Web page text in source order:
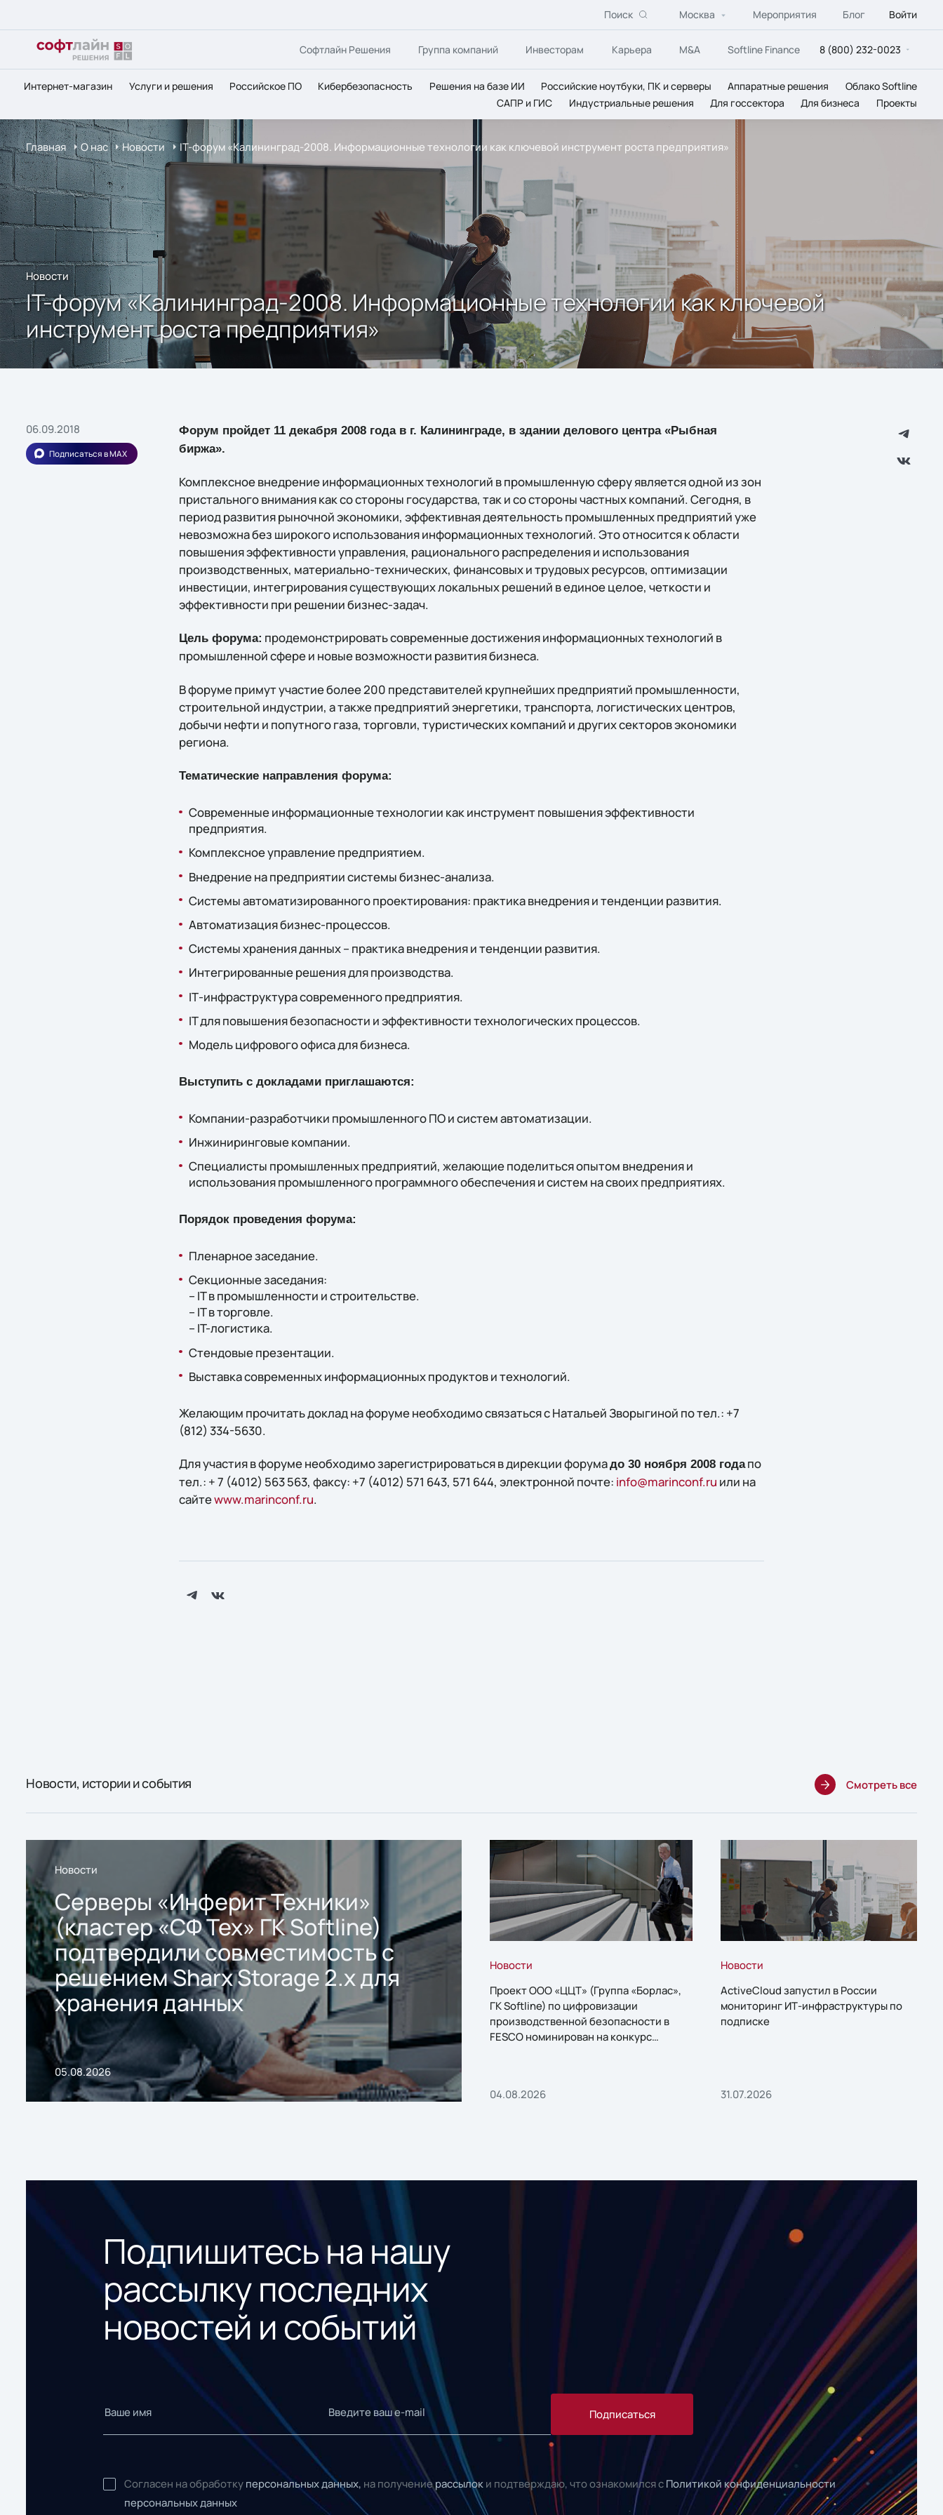
Поиск Москва Мероприятия Блог Войти
Софтлайн Решения Группа компаний Инвесторам Карьера M&A Softline Finance 8 (800) 232-0023
Интернет-магазин Услуги и решения Российское ПО Кибербезопасность Решения на базе ИИ Российские ноутбуки, ПК и серверы Аппаратные решения
Облако Softline
САПР и ГИС
Индустриальные решения Для госсектора Для бизнеса Проекты
Главная О нас Новости IT-форум «Калининград-2008. Информационные технологии как ключевой инструмент роста предприятия»
Новости
IT-форум «Калининград-2008. Информационные технологии как ключевой
инструмент роста предприятия»
06.09.2018
Подписаться в MAX
Форум пройдет 11 декабря 2008 года в г. Калининграде, в здании делового центра «Рыбная
биржа».
Комплексное внедрение информационных технологий в промышленную сферу является одной из зон
пристального внимания как со стороны государства, так и со стороны частных компаний. Сегодня, в
период развития рыночной экономики, эффективная деятельность промышленных предприятий уже
невозможна без широкого использования информационных технологий. Это относится к области
повышения эффективности управления, рационального распределения и использования
производственных, материально-технических, финансовых и трудовых ресурсов, оптимизации
инвестиции, интегрирования существующих локальных решений в единое целое, четкости и
эффективности при решении бизнес-задач.
Цель форума: продемонстрировать современные достижения информационных технологий в
промышленной сфере и новые возможности развития бизнеса.
В форуме примут участие более 200 представителей крупнейших предприятий промышленности,
строительной индустрии, а также предприятий энергетики, транспорта, логистических центров,
добычи нефти и попутного газа, торговли, туристических компаний и других секторов экономики
региона.
Тематические направления форума:
Современные информационные технологии как инструмент повышения эффективности
предприятия.
Комплексное управление предприятием.
Внедрение на предприятии системы бизнес-анализа.
Системы автоматизированного проектирования: практика внедрения и тенденции развития.
Автоматизация бизнес-процессов.
Системы хранения данных – практика внедрения и тенденции развития.
Интегрированные решения для производства.
IТ-инфраструктура современного предприятия.
IT для повышения безопасности и эффективности технологических процессов.
Модель цифрового офиса для бизнеса.
Выступить с докладами приглашаются:
Компании-разработчики промышленного ПО и систем автоматизации.
Инжиниринговые компании.
Специалисты промышленных предприятий, желающие поделиться опытом внедрения и
использования промышленного программного обеспечения и систем на своих предприятиях.
Порядок проведения форума:
Пленарное заседание.
Секционные заседания:
– IT в промышленности и строительстве.
– IT в торговле.
– IT-логистика.
Стендовые презентации.
Выставка современных информационных продуктов и технологий.
Желающим прочитать доклад на форуме необходимо связаться с Натальей Зворыгиной по тел.: +7
(812) 334-5630.
Для участия в форуме необходимо зарегистрироваться в дирекции форумадо 30 ноября 2008 годапо
тел.: + 7 (4012) 563 563, факсу: +7 (4012) 571 643, 571 644, электронной почте: info@marinconf.ru или на
сайтеwww.marinconf.ru.
Новости, истории и события Смотреть все
Новости
Серверы «Инферит Техники»
(кластер «СФ Тех» ГК Softline)
подтвердили совместимость с
решением Sharx Storage 2.x для
хранения данных
05.08.2026
Новости
Проект ООО «ЦЦТ» (Группа «Борлас»,
ГК Softline) по цифровизации
производственной безопасности в
FESCO номинирован на конкурс
04.08.2026
Новости
ActiveCloud запустил в России
мониторинг ИТ-инфраструктуры по
подписке
31.07.2026
Подпишитесь на нашу
рассылку последних
новостей и событий
Подписаться
Согласен на обработку персональных данных, на получениерассылок и подтверждаю, что ознакомился с Политикой конфиденциальности
персональных данных